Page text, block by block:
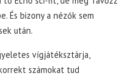
És bizony a nézők sem
után.
vígjátéksztárja,
számokat tud